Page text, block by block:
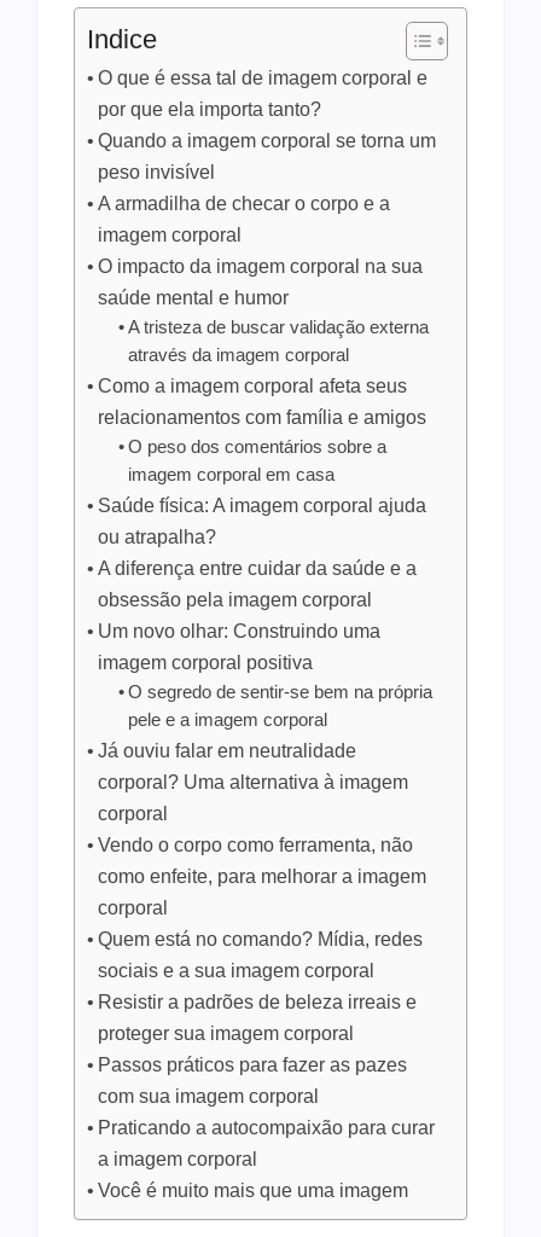
Indice
O que é essa tal de imagem corporal e
por que ela importa tanto?
Quando a imagem corporal se torna um
peso invisível
A armadilha de checar o corpo e a
imagem corporal
O impacto da imagem corporal na sua
saúde mental e humor
A tristeza de buscar validação externa
através da imagem corporal
Como a imagem corporal afeta seus
relacionamentos com família e amigos
O peso dos comentários sobre a
imagem corporal em casa
Saúde física: A imagem corporal ajuda
ou atrapalha?
A diferença entre cuidar da saúde e a
obsessão pela imagem corporal
Um novo olhar: Construindo uma
imagem corporal positiva
O segredo de sentir-se bem na própria
pele e a imagem corporal
Já ouviu falar em neutralidade
corporal? Uma alternativa à imagem
corporal
Vendo o corpo como ferramenta, não
como enfeite, para melhorar a imagem
corporal
Quem está no comando? Mídia, redes
sociais e a sua imagem corporal
Resistir a padrões de beleza irreais e
proteger sua imagem corporal
Passos práticos para fazer as pazes
com sua imagem corporal
Praticando a autocompaixão para curar
a imagem corporal
Você é muito mais que uma imagem